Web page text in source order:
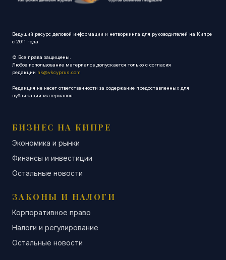
Ведущий ресурс деловой информации и нетворкинга для руководителей на Кипре
с 2011 года.
© Все права защищены.
Любое использование материалов допускается только с согласия
редакции nk@vkcyprus.com
Редакция не несет ответственности за содержание предоставленных для
публикации материалов.
БИЗНЕС НА КИПРЕ
Экономика и рынки
Финансы и инвестиции
Остальные новости
ЗАКОНЫ И НАЛОГИ
Корпоративное право
Налоги и регулирование
Остальные новости